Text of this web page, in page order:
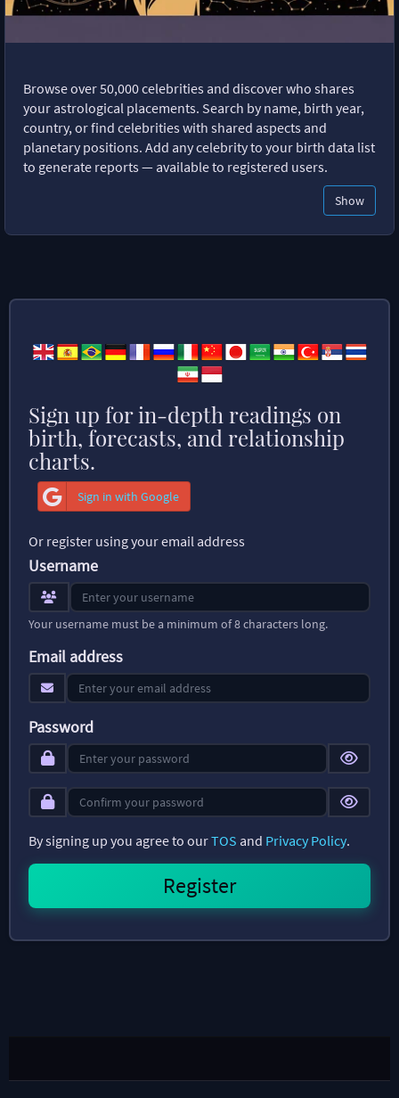
Browse over 50,000 celebrities and discover who shares
your astrological placements. Search by name, birth year,
country, or find celebrities with shared aspects and
planetary positions. Add any celebrity to your birth data list
to generate reports — available to registered users.
Show
Sign up for in-depth readings on
birth, forecasts, and relationship
charts.
Sign in with Google
Or register using your email address
Username
Your username must be a minimum of 8 characters long.
Email address
Password
By signing up you agree to ourTOS and Privacy Policy.